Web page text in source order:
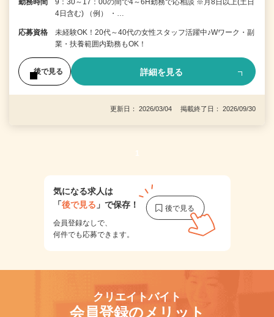
勤務時間
9：30～17：00の間で4～6H勤務で応相談 ※月8日以上(土日
4日含む) （例） ・…
応募資格
未経験OK！20代～40代の女性スタッフ活躍中♪Wワーク・副
業・扶養範囲内勤務もOK！
後で見る 詳細を見る
更新日： 2026/03/04 掲載終了日： 2026/09/30
1
気になる求人は
「後で見る 」で保存！
会員登録なしで、
何件でも応募できます。
クリエイトバイト
会員登録のメリット